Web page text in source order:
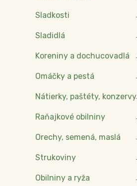
Sladkosti
Sladidlá
Koreniny a dochucovadlá
Omáčky a pestá
Nátierky, paštéty, konzervy
Raňajkové obilniny
Orechy, semená, maslá
Strukoviny
Obilniny a ryža